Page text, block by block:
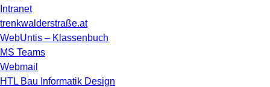
Intranet
trenkwalderstraße.at
WebUntis – Klassenbuch
MS Teams
Webmail
HTL Bau Informatik Design